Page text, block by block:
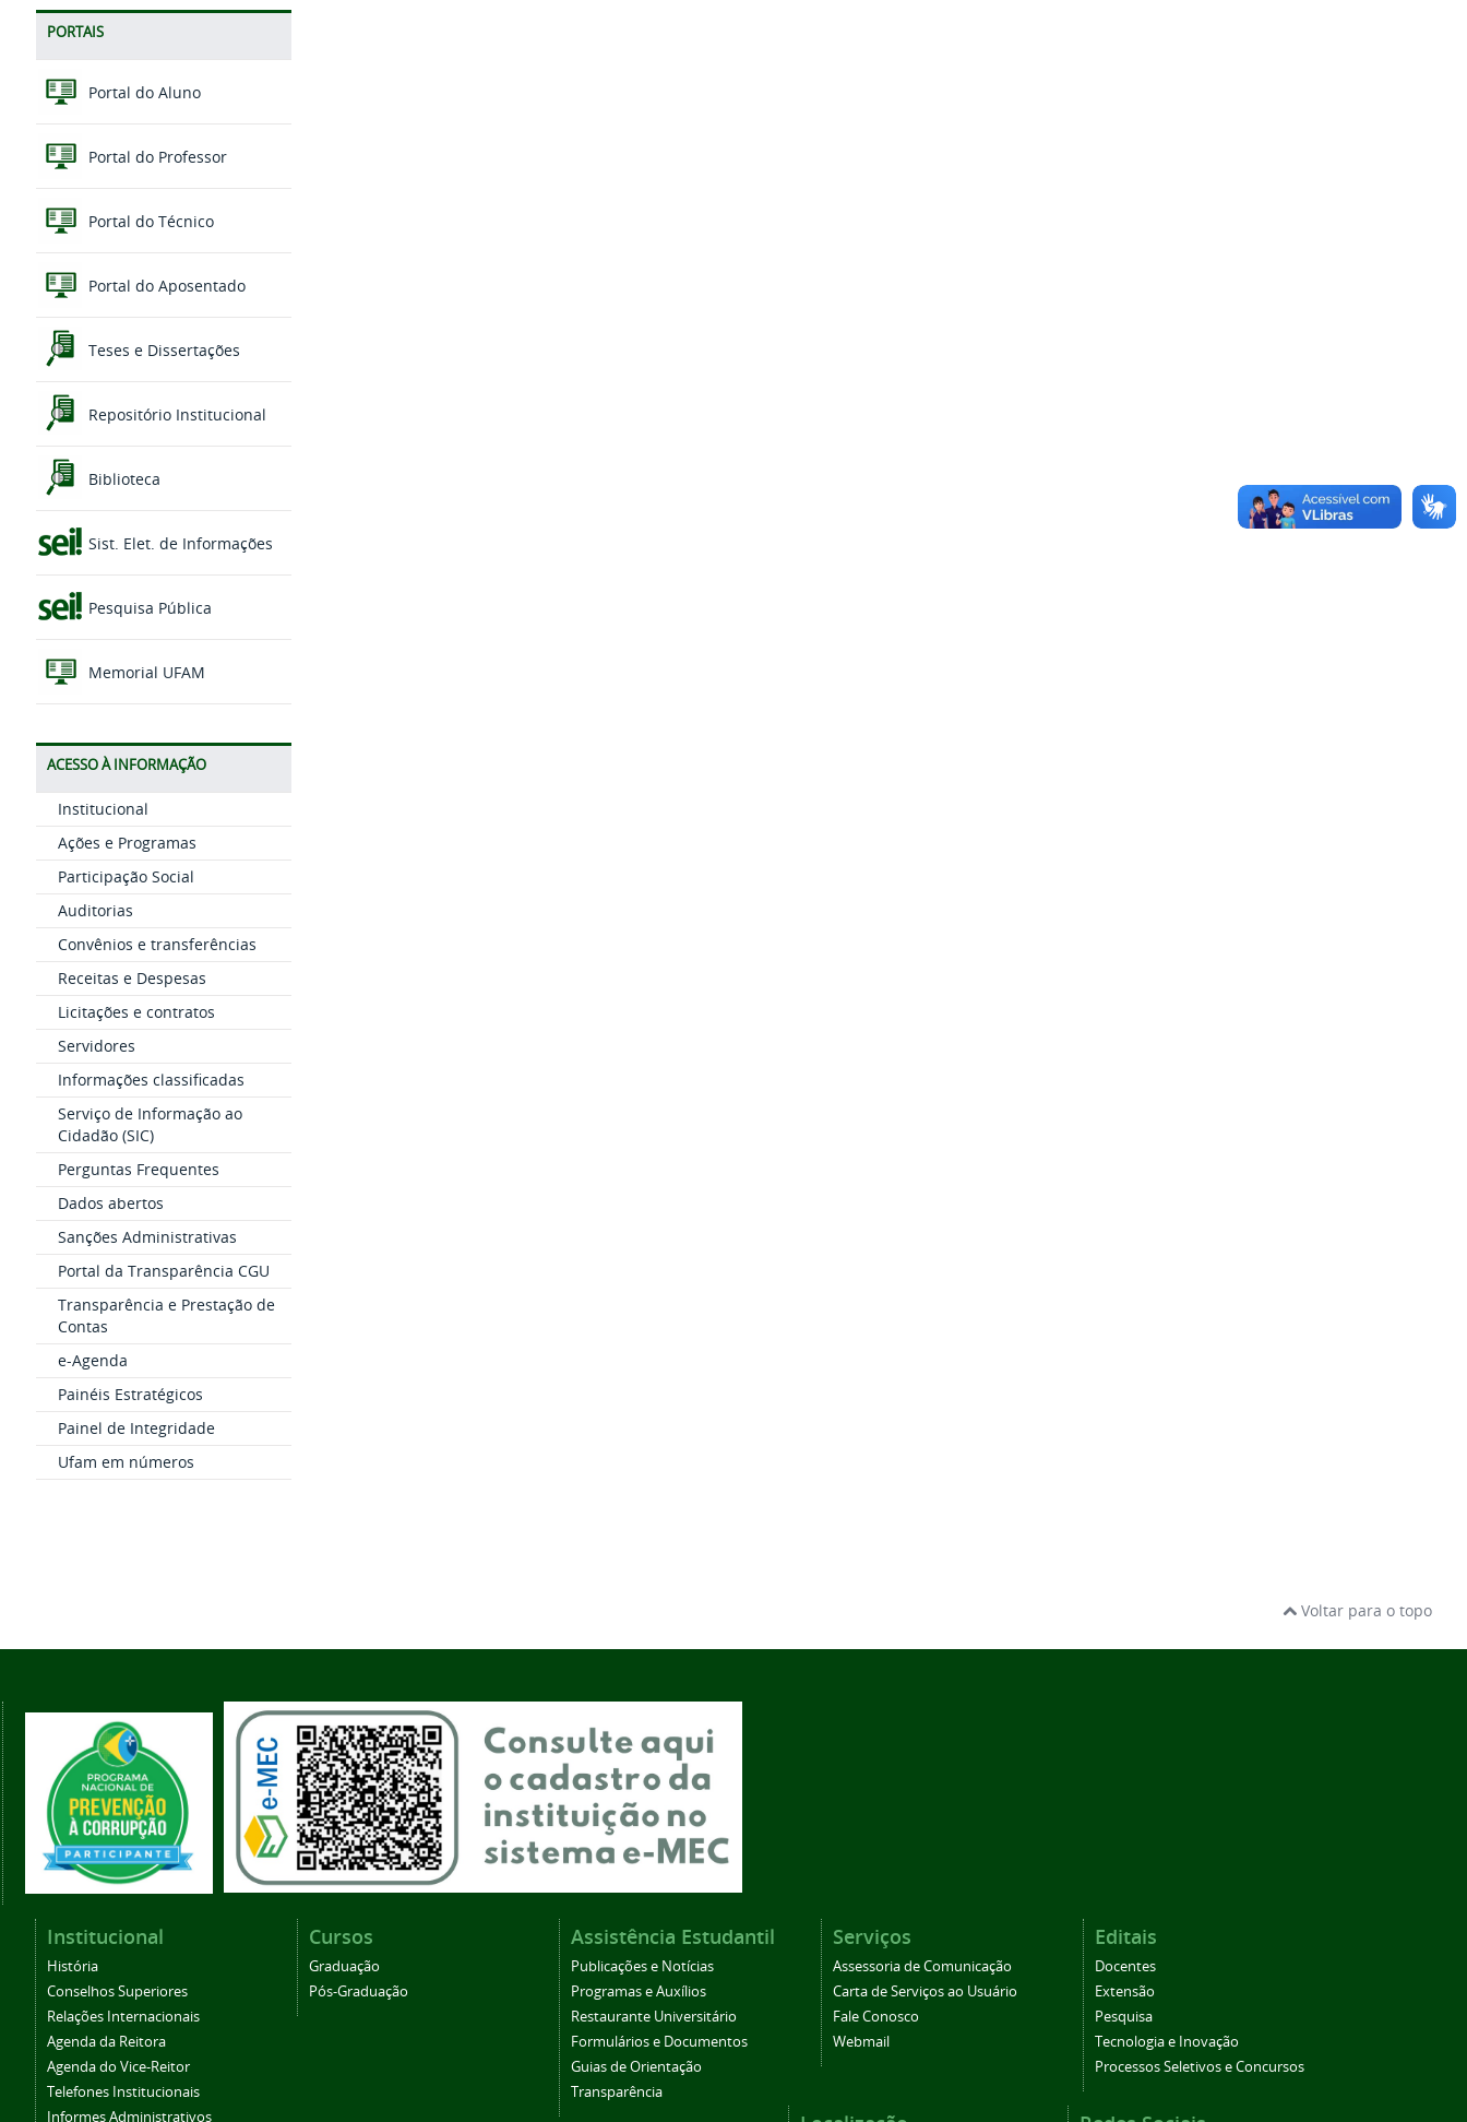
PORTAIS
Portal do Aluno
Portal do Professor
Portal do Técnico
Portal do Aposentado
Teses e Dissertações
Repositório Institucional
Biblioteca
Sist. Elet. de Informações
Pesquisa Pública
Memorial UFAM
ACESSO À INFORMAÇÃO
Institucional
Ações e Programas
Participação Social
Auditorias
Convênios e transferências
Receitas e Despesas
Licitações e contratos
Servidores
Informações classificadas
Serviço de Informação ao
Cidadão (SIC)
Perguntas Frequentes
Dados abertos
Sanções Administrativas
Portal da Transparência CGU
Transparência e Prestação de
Contas
e-Agenda
Painéis Estratégicos
Painel de Integridade
Ufam em números
Voltar para o topo
Institucional
História
Conselhos Superiores
Relações Internacionais
Agenda da Reitora
Agenda do Vice-Reitor
Telefones Institucionais
Informes Administrativos
Cursos
Graduação
Pós-Graduação
Assistência Estudantil
Publicações e Notícias
Programas e Auxílios
Restaurante Universitário
Formulários e Documentos
Guias de Orientação
Transparência
Serviços
Assessoria de Comunicação
Carta de Serviços ao Usuário
Fale Conosco
Webmail
Editais
Docentes
Extensão
Pesquisa
Tecnologia e Inovação
Processos Seletivos e Concursos